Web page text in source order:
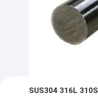
SUS304 316L